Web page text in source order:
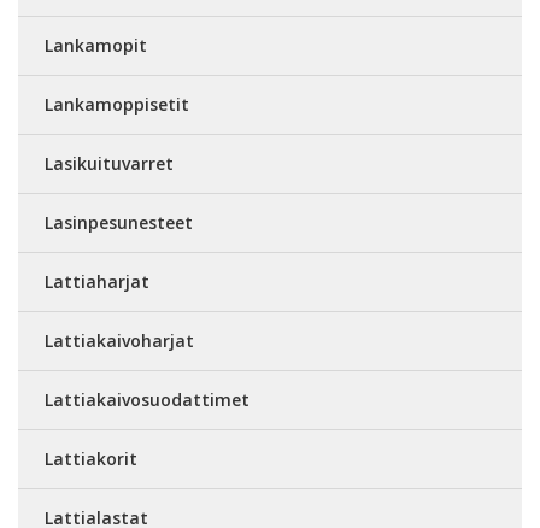
Lankamopit
Lankamoppisetit
Lasikuituvarret
Lasinpesunesteet
Lattiaharjat
Lattiakaivoharjat
Lattiakaivosuodattimet
Lattiakorit
Lattialastat